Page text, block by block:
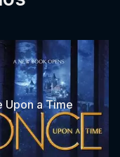
Upon a Time